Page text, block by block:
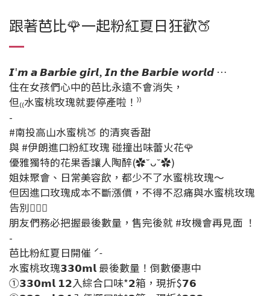
跟著芭比🌹一起粉紅夏日狂歡🍑
𝙄'𝙢 𝙖 𝘽𝙖𝙧𝙗𝙞𝙚 𝙜𝙞𝙧𝙡, 𝙄𝙣 𝙩𝙝𝙚 𝘽𝙖𝙧𝙗𝙞𝙚 𝙬𝙤𝙧𝙡𝙙 …
住在女孩們心中的芭比永遠不會消失，
但₍₍水蜜桃玫瑰就要停產啦！⁾⁾
-
#南投高山水蜜桃🍑 的清爽香甜
與 #伊朗進口粉紅玫瑰 碰撞出味蕾火花🌹
優雅獨特的花果香讓人陶醉‎(✿˘ᴗ˘✿)
姐妹聚會、日常美容飲，都少不了水蜜桃玫瑰～
但因進口玫瑰成本不斷漲價，不得不忍痛與水蜜桃玫瑰
告別🙇🏻‍♀️
朋友們務必把握最後數量，售完後就 #玫機會再見面 ！
-
芭比粉紅夏日開催 ˊ˗
水蜜桃玫瑰𝟯𝟯𝟬𝗺𝗹 最後數量！倒數優惠中
①𝟯𝟯𝟬𝗺𝗹 𝟭𝟮入綜合口味*𝟮箱，現折$𝟳𝟲